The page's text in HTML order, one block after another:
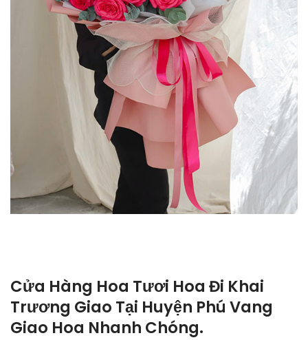
Cửa Hàng Hoa Tươi Hoa Đi Khai
Trương Giao Tại Huyện Phú Vang
Giao Hoa Nhanh Chóng.